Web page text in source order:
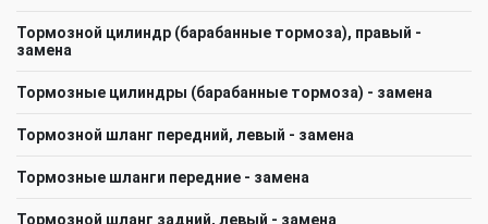
Тормозной цилиндр (барабанные тормоза), правый -
замена
Тормозные цилиндры (барабанные тормоза) - замена
Тормозной шланг передний, левый - замена
Тормозные шланги передние - замена
Тормозной шланг задний, левый - замена